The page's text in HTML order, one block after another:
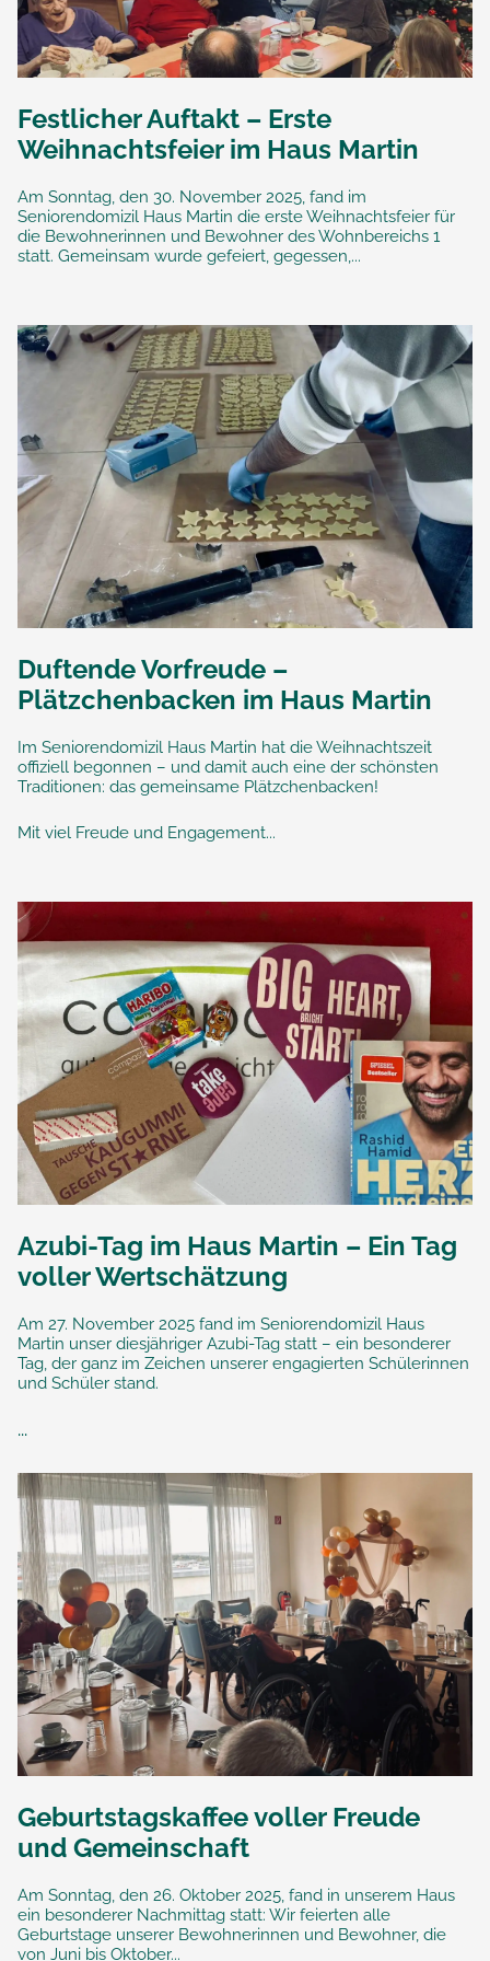
Festlicher Auftakt – Erste
Weihnachtsfeier im Haus Martin
Am Sonntag, den 30. November 2025, fand im
Seniorendomizil Haus Martin die erste Weihnachtsfeier für
die Bewohnerinnen und Bewohner des Wohnbereichs 1
statt. Gemeinsam wurde gefeiert, gegessen,...
Duftende Vorfreude –
Plätzchenbacken im Haus Martin
Im Seniorendomizil Haus Martin hat die Weihnachtszeit
offiziell begonnen – und damit auch eine der schönsten
Traditionen: das gemeinsame Plätzchenbacken!
Mit viel Freude und Engagement...
Azubi-Tag im Haus Martin – Ein Tag
voller Wertschätzung
Am 27. November 2025 fand im Seniorendomizil Haus
Martin unser diesjähriger Azubi-Tag statt – ein besonderer
Tag, der ganz im Zeichen unserer engagierten Schülerinnen
und Schüler stand.
...
Geburtstagskaffee voller Freude
und Gemeinschaft
Am Sonntag, den 26. Oktober 2025, fand in unserem Haus
ein besonderer Nachmittag statt: Wir feierten alle
Geburtstage unserer Bewohnerinnen und Bewohner, die
von Juni bis Oktober...